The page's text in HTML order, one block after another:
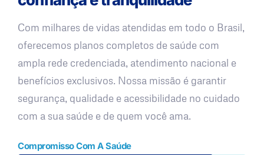
Com milhares de vidas atendidas em todo o Brasil,
oferecemos planos completos de saúde com
ampla rede credenciada, atendimento nacional e
benefícios exclusivos. Nossa missão é garantir
segurança, qualidade e acessibilidade no cuidado
com a sua saúde e de quem você ama.
Compromisso Com A Saúde